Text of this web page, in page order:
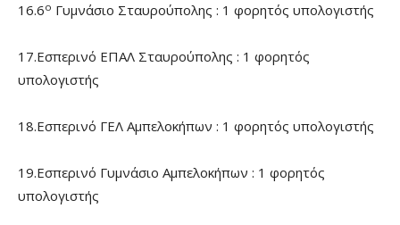
16.6ο Γυμνάσιο Σταυρούπολης : 1 φορητός υπολογιστής
17.Εσπερινό ΕΠΑΛ Σταυρούπολης : 1 φορητός
υπολογιστής
18.Εσπερινό ΓΕΛ Αμπελοκήπων : 1 φορητός υπολογιστής
19.Εσπερινό Γυμνάσιο Αμπελοκήπων : 1 φορητός
υπολογιστής